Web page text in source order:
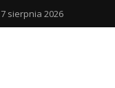
7 sierpnia 2026